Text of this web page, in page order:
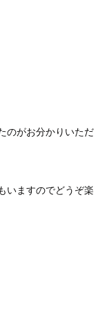
のがお分かりいただ
いますのでどうぞ楽